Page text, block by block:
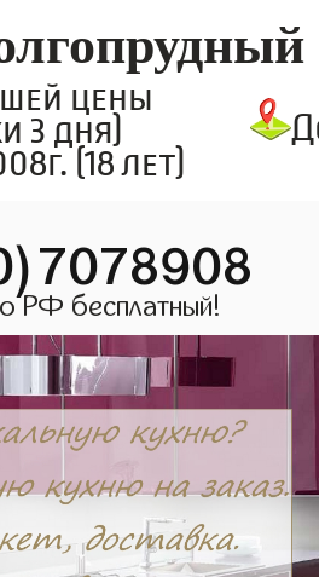
цены
3 дня)
(18 лет)
РФ бесплатный!